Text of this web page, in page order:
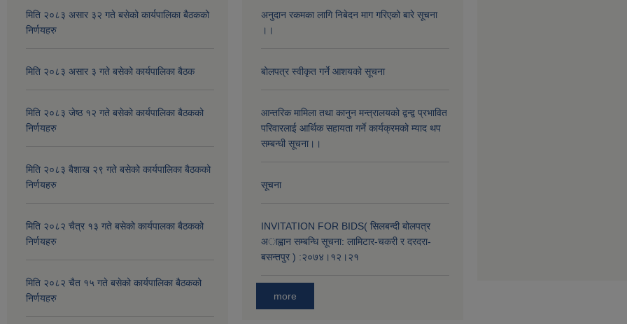
मिति २०८३ असार ३२ गते बसेको कार्यपालिका बैठकको
निर्णयहरु
मिति २०८३ असार ३ गते बसेको कार्यपालिका बैठक
मिति २०८३ जेष्ठ १२ गते बसेको कार्यपालिका बैठकको
निर्णयहरु
मिति २०८३ बैशाख २९ गते बसेको कार्यपालिका बैठकको
निर्णयहरु
मिति २०८२ चैत्र १३ गते बसेको कार्यपालका बैठकको
निर्णयहरु
मिति २०८२ चैत १५ गते बसेको कार्यपालिका बैठकको
निर्णयहरु
अनुदान रकमका लागि निबेदन माग गरिएको बारे सूचना
।।
बोलपत्र स्वीकृत गर्ने आशयको सूचना
आन्तरिक मामिला तथा कानुन मन्त्रालयको द्वन्द्व प्रभावित
परिवारलाई आर्थिक सहायता गर्ने कार्यक्रमको म्याद थप
सम्बन्धी सूचना।।
सूचना
INVITATION FOR BIDS( सिलबन्दी बोलपत्र
अाह्वान सम्बन्धि सूचना: लामिटार-चकरी र दरदरा-
बसन्तपुर ) :२०७४।१२।२१
more